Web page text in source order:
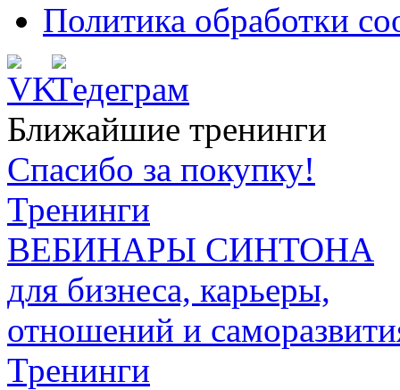
Политика обработки
Ближайшие тренинги
Спасибо за покупку!
Тренинги
ВЕБИНАРЫ СИНТОНА
для бизнеса, карьеры,
отношений и
Тренинги